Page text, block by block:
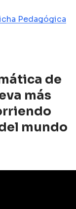
Pedagógica
de
más
mundo